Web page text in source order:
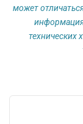
может
информация
технических